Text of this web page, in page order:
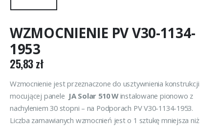
WZMOCNIENIE PV V30-1134-
1953
25,83zł
Wzmocnienie jest przeznaczone do usztywnienia konstrukcji
mocującej panele JA Solar 510 Winstalowane pionowo z
nachyleniem 30 stopni – na Podporach PV V30-1134-1953.
Liczba zamawianych wzmocnień jest o 1 sztukę mniejsza niż